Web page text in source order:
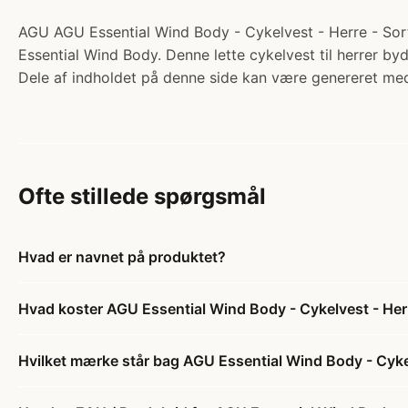
AGU AGU Essential Wind Body - Cykelvest - Herre -
Essential Wind Body. Denne lette cykelvest til herrer
Dele af indholdet på denne side kan være genereret
Ofte stillede spørgsmål
Hvad er navnet på produktet?
Hvad koster AGU Essential Wind Body - Cykelvest -
Hvilket mærke står bag AGU Essential Wind Body -